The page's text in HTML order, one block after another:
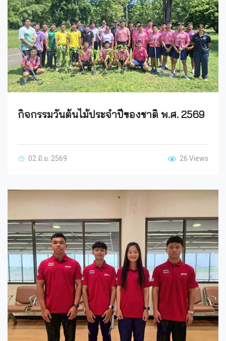
กิจกรรมวันต้นไม้ประจำปีของชาติ พ.ศ. 2569
02 มิ.ย. 2569 26 Views